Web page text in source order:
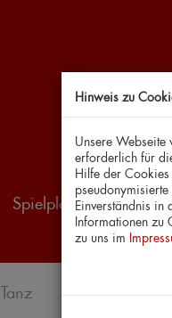
Spielplan & Tickets
Tanz
Hinweis zu
Unsere
erforderlich für
Hilfe der
pseudonymisierte
Einverständnis in
Informationen zu
zu uns im